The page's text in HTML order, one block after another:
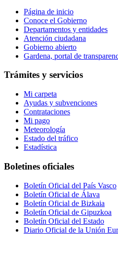
Página de inicio
Conoce el Gobierno
Departamentos y entidades
Atención ciudadana
Gobierno abierto
Gardena, portal de
Trámites y servicios
Mi carpeta
Ayudas y subvenciones
Contrataciones
Mi pago
Meteorología
Estado del tráfico
Estadística
Boletines oficiales
Boletín Oficial del País Vasco
Boletín Oficial de Álava
Boletín Oficial de Bizkaia
Boletín Oficial de Gipuzkoa
Boletín Oficial del Estado
Diario Oficial de la Unión